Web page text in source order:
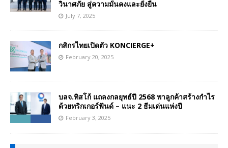
วินาศภัย สู่ความมั่นคงและยั่งยืน
July 7, 2025
กสิกรไทยเปิดตัว KONCIERGE+
February 20, 2025
บลจ.ทิสโก้ แถลงกลยุทธ์ปี 2568 พาลูกค้าสร้างกำไร
ด้วยทริกเกอร์ฟันด์ – แนะ 2 ธีมเด่นแห่งปี
February 3, 2025